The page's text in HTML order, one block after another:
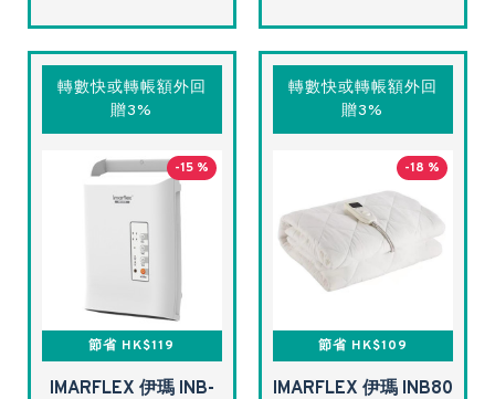
轉數快或轉帳額外回
贈3%
-15 %
節省 HK$119
IMARFLEX 伊瑪 INB-
轉數快或轉帳額外回
贈3%
-18 %
節省 HK$109
IMARFLEX 伊瑪 INB80